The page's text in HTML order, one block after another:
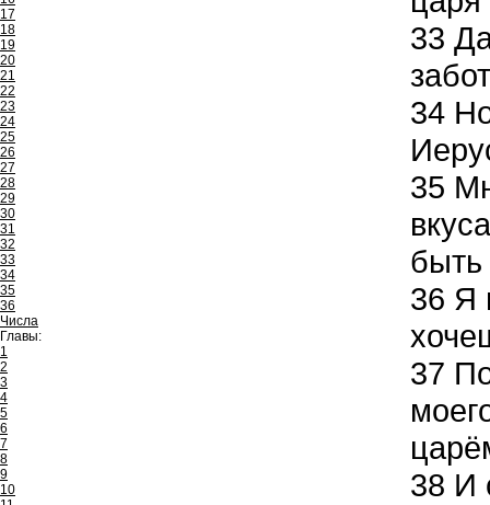
17
18
19
20
21
22
23
24
25
26
27
28
29
30
31
32
33
34
35
36
Числа
Главы:
1
2
3
4
5
6
7
8
9
10
33
34
35
быть
36 Я
37
38 И